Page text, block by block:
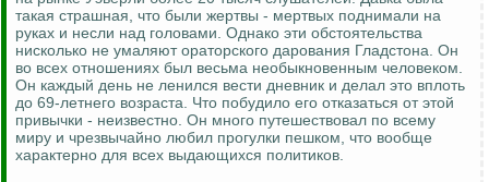
такая страшная, что были жертвы - мертвых поднимали на
руках и несли над головами. Однако эти обстоятельства
нисколько не умаляют ораторского дарования Гладстона. Он
во всех отношениях был весьма необыкновенным человеком.
Он каждый день не ленился вести дневник и делал это вплоть
до 69-летнего возраста. Что побудило его отказаться от этой
привычки - неизвестно. Он много путешествовал по всему
миру и чрезвычайно любил прогулки пешком, что вообще
характерно для всех выдающихся политиков.